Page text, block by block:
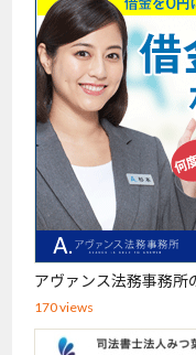
アヴァンス法務事務所
170 views